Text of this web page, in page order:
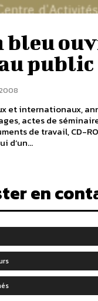
bleu
public
et internationaux,
actes de
de travail, CD-
d’un...
en